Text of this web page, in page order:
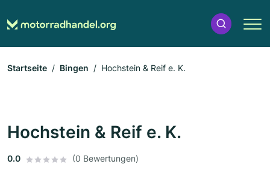
Startseite Bingen Hochstein & Reif e. K.
Hochstein & Reif e. K.
0.0 (0 Bewertungen)